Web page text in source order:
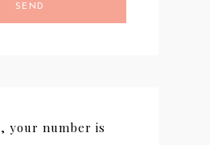
SEND
your number is